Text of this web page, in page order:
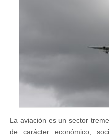
La aviación es un sector
de carácter económico,